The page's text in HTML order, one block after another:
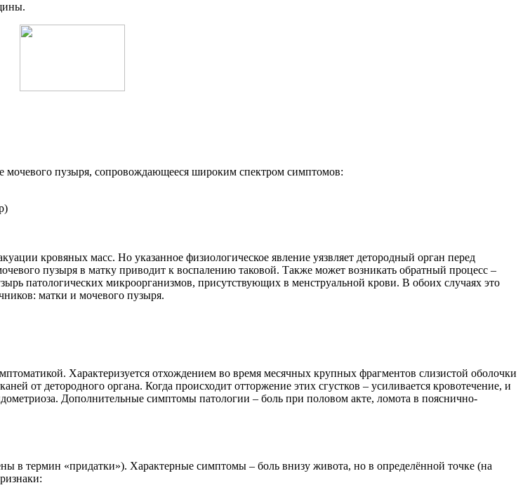
мочевого пузыря, сопровождающееся широким спектром симптомов:
кровяных масс. Но указанное физиологическое явление уязвляет детородный орган перед
пузыря в матку приводит к воспалению таковой. Также может возникать обратный процесс –
патологических микроорганизмов, присутствующих в менструальной крови. В обоих случаях это
матки и мочевого пузыря.
Характеризуется отхождением во время месячных крупных фрагментов слизистой оболочки
от детородного органа. Когда происходит отторжение этих сгустков – усиливается кровотечение, и
Дополнительные симптомы патологии – боль при половом акте, ломота в пояснично-
в термин «придатки»). Характерные симптомы – боль внизу живота, но в определённой точке (на